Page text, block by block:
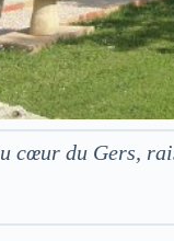
cœur du Gers,